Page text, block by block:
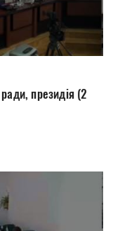
президія (2